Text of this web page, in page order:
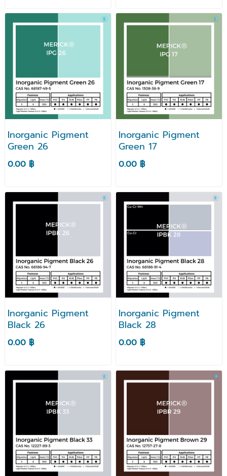
Inorganic Pigment
Green 26
0.00 ฿
Inorganic Pigment
Green 17
0.00 ฿
Inorganic Pigment
Black 26
0.00 ฿
Inorganic Pigment
Black 28
0.00 ฿